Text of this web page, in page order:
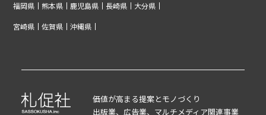
福岡県 熊本県 鹿児島県 長崎県 大分県
宮崎県 佐賀県 沖縄県
価値が高まる提案とモノづくり
出版業、広告業、マルチメディア関連事業